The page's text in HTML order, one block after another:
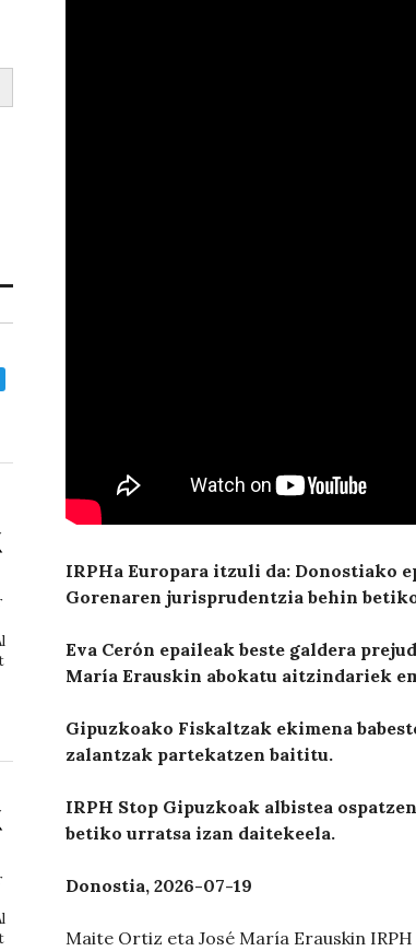
IRPHa Europara itzuli da: Donostiako
Gorenaren jurisprudentzia behin
Eva Cerón epaileak beste galdera
María Erauskin abokatu aitzindariek
Gipuzkoako Fiskaltzak ekimena
zalantzak partekatzen baititu.
IRPH Stop Gipuzkoak albistea
betiko urratsa izan daitekeela.
Donostia, 2026-07-19
Maite Ortiz eta José María Erauskin